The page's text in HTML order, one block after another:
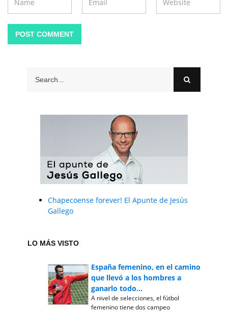
POST COMMENT
Chapecoense forever! El Apunte de Jesús
Gallego
LO MÁS VISTO
España femenino, en el camino
que llevó a los hombres a
ganarlo todo...
A nivel de selecciones, el fútbol
femenino tiene dos campeo